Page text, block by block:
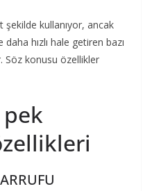
şekilde kullanıyor, ancak
daha hızlı hale getiren bazı
Söz konusu özellikler
pek